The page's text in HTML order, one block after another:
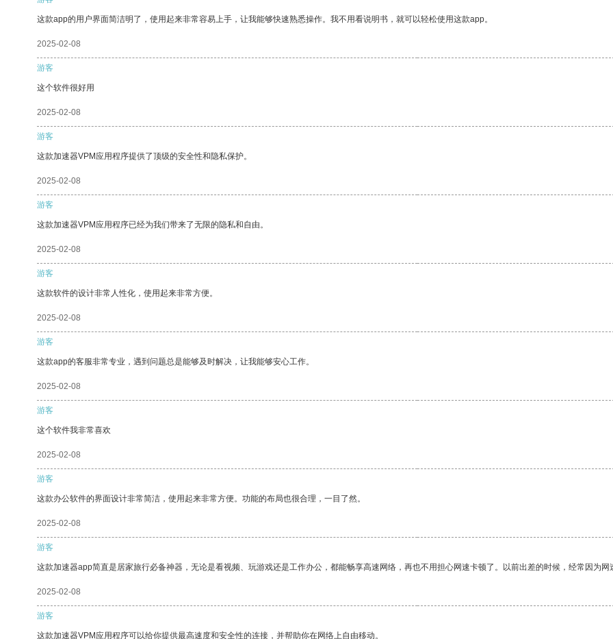
这款app的用户界面简洁明了，使用起来非常容易上手，让我能够快速熟悉操作。我不用看说明书，就可以轻松使用这款app。
2025-02-08
游客
这个软件很好用
2025-02-08
游客
这款加速器VPM应用程序提供了顶级的安全性和隐私保护。
2025-02-08
游客
这款加速器VPM应用程序已经为我们带来了无限的隐私和自由。
2025-02-08
游客
这款软件的设计非常人性化，使用起来非常方便。
2025-02-08
游客
这款app的客服非常专业，遇到问题总是能够及时解决，让我能够安心工作。
2025-02-08
游客
这个软件我非常喜欢
2025-02-08
游客
这款办公软件的界面设计非常简洁，使用起来非常方便。功能的布局也很合理，一目了然。
2025-02-08
游客
这款加速器app简直是居家旅行必备神器，无论是看视频、玩游戏还是工作办公，都能畅享高速网络，再也不用担心网速卡顿了。以前出差的时候，经常因为
2025-02-08
游客
这款加速器VPM应用程序可以给你提供最高速度和安全性的连接，并帮助你在网络上自由移动。